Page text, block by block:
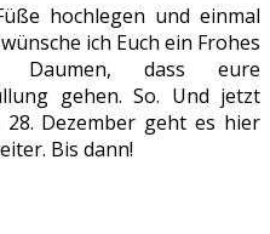
hochlegen und einmal
ich Euch ein Frohes
dass eure
gehen. So. Und jetzt
Dezember geht es hier
Bis dann!